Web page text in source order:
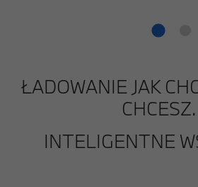
ŁADOWANIE JAK
CHCESZ.
INTELIGENTNE